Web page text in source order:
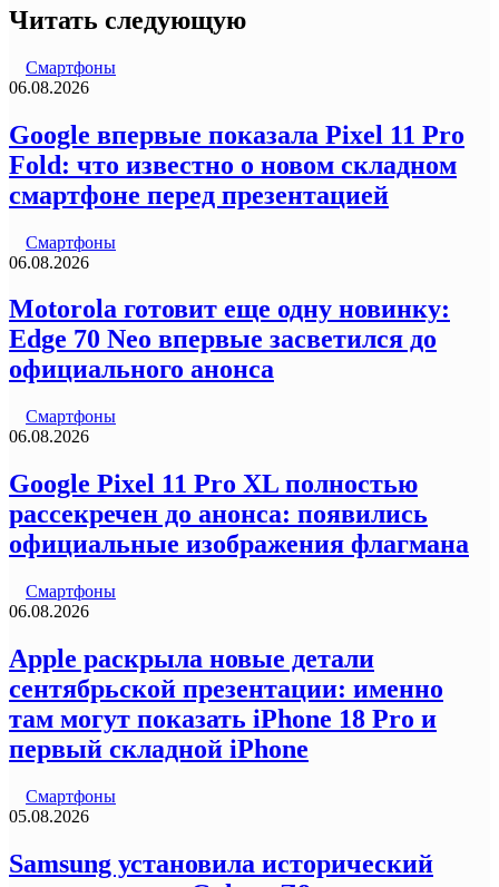
Читать следующую
Смартфоны
06.08.2026
Google впервые показала Pixel 11 Pro
Fold: что известно о новом складном
смартфоне перед презентацией
Смартфоны
06.08.2026
Motorola готовит еще одну новинку:
Edge 70 Neo впервые засветился до
официального анонса
Смартфоны
06.08.2026
Google Pixel 11 Pro XL полностью
рассекречен до анонса: появились
официальные изображения флагмана
Смартфоны
06.08.2026
Apple раскрыла новые детали
сентябрьской презентации: именно
там могут показать iPhone 18 Pro и
первый складной iPhone
Смартфоны
05.08.2026
Samsung установила исторический